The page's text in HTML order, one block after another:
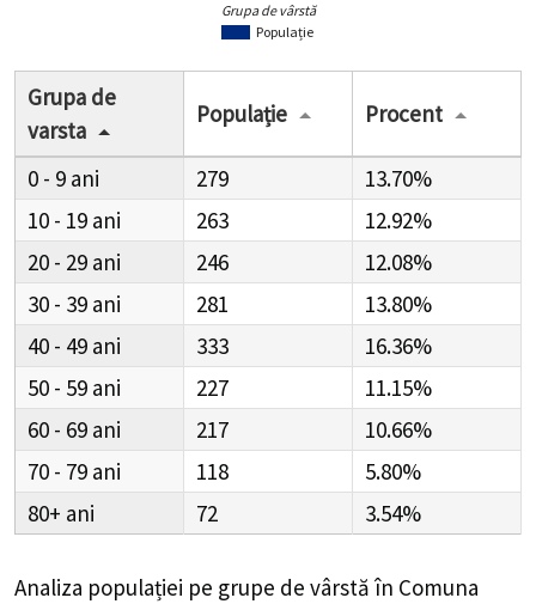
Populație
Grupa de vârstă
Grupa de
varsta
Populație Procent
0 - 9 279
13.70%
10 - 19
263
12.92%
20 - 29
246
12.08%
30 - 39
281
13.80%
40 - 49
333
16.36%
50 - 59
227
11.15%
60 - 69
217
10.66%
70 - 79
118
5.80%
80+
72 3.54%
Analiza populației pe grupe de vârstă în Comuna